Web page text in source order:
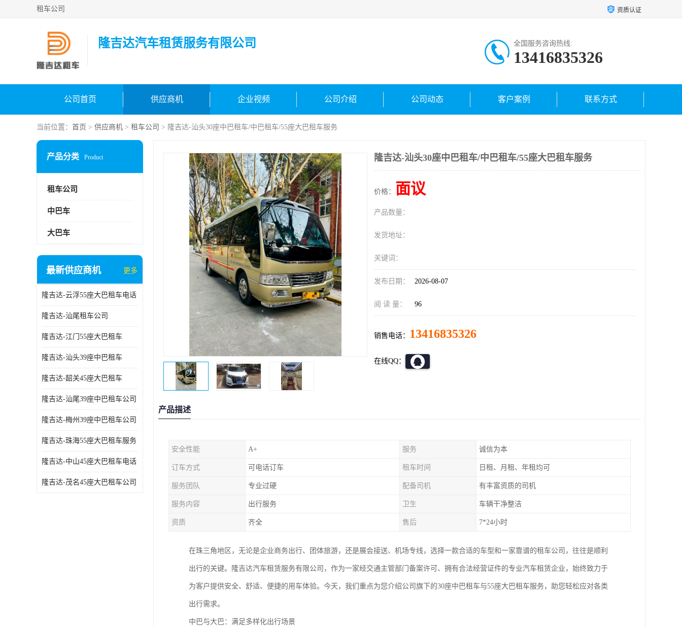
租车公司 资质认证
隆吉达汽车租赁服务有限公司 全国服务咨询热线:
13416835326
公司首页 供应商机 企业视频 公司介绍 公司动态 客户案例 联系方式
当前位置： 首页 > 供应商机 > 租车公司 > 隆吉达-汕头30座中巴租车/中巴租车/55座大巴租车服务
产品分类 Product
租车公司
中巴车
大巴车
最新供应商机 更多
隆吉达-云浮55座大巴租车电话
隆吉达-汕尾租车公司
隆吉达-江门55座大巴租车
隆吉达-汕头39座中巴租车
隆吉达-韶关45座大巴租车
隆吉达-汕尾39座中巴租车公司
隆吉达-梅州39座中巴租车公司
隆吉达-珠海55座大巴租车服务
隆吉达-中山45座大巴租车电话
隆吉达-茂名45座大巴租车公司
隆吉达-汕头30座中巴租车/中巴租车/55座大巴租车服务
价格： 面议
产品数量：
发货地址：
关键词：
发布日期： 2026-08-07
阅 读 量： 96
销售电话： 13416835326
在线QQ：
产品描述
安全性能 A+ 服务 诚信为本
订车方式 可电话订车 租车时间 日租、月租、年租均可
服务团队 专业过硬 配备司机 有丰富资质的司机
服务内容 出行服务 卫生 车辆干净整洁
资质 齐全 售后 7*24小时
在珠三角地区，无论是企业商务出行、团体旅游，还是展会接送、机场专线，选择一款合适的车型和一家靠谱的租车公司，往往是顺利
出行的关键。隆吉达汽车租赁服务有限公司，作为一家经交通主管部门备案许可、拥有合法经营证件的专业汽车租赁企业，始终致力于
为客户提供安全、舒适、便捷的用车体验。今天，我们重点为您介绍公司旗下的30座中巴租车与55座大巴租车服务，助您轻松应对各类
出行需求。
中巴与大巴：满足多样化出行场景